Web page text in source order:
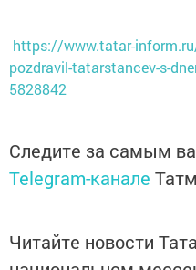
pozdravil-tatarstancev-s-
5828842
Telegram-канале
Читайте новости
национальном